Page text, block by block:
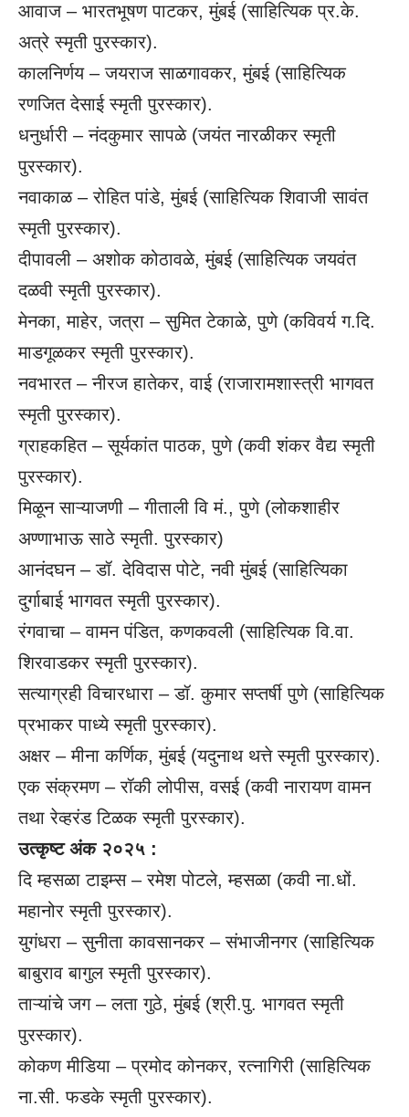
आवाज – भारतभूषण पाटकर, मुंबई (साहित्यिक प्र.के.
अत्रे स्मृती पुरस्कार).
कालनिर्णय – जयराज साळगावकर, मुंबई (साहित्यिक
रणजित देसाई स्मृती पुरस्कार).
धनुर्धारी – नंदकुमार सापळे (जयंत नारळीकर स्मृती
पुरस्कार).
नवाकाळ – रोहित पांडे, मुंबई (साहित्यिक शिवाजी सावंत
स्मृती पुरस्कार).
दीपावली – अशोक कोठावळे, मुंबई (साहित्यिक जयवंत
दळवी स्मृती पुरस्कार).
मेनका, माहेर, जत्रा – सुमित टेकाळे, पुणे (कविवर्य ग.दि.
माडगूळकर स्मृती पुरस्कार).
नवभारत – नीरज हातेकर, वाई (राजारामशास्त्री भागवत
स्मृती पुरस्कार).
ग्राहकहित – सूर्यकांत पाठक, पुणे (कवी शंकर वैद्य स्मृती
पुरस्कार).
मिळून साऱ्याजणी – गीताली वि मं., पुणे (लोकशाहीर
अण्णाभाऊ साठे स्मृती. पुरस्कार)
आनंदघन – डॉ. देविदास पोटे, नवी मुंबई (साहित्यिका
दुर्गाबाई भागवत स्मृती पुरस्कार).
रंगवाचा – वामन पंडित, कणकवली (साहित्यिक वि.वा.
शिरवाडकर स्मृती पुरस्कार).
सत्याग्रही विचारधारा – डॉ. कुमार सप्तर्षी पुणे (साहित्यिक
प्रभाकर पाध्ये स्मृती पुरस्कार).
अक्षर – मीना कर्णिक, मुंबई (यदुनाथ थत्ते स्मृती पुरस्कार).
एक संक्रमण – रॉकी लोपीस, वसई (कवी नारायण वामन
तथा रेव्हरंड टिळक स्मृती पुरस्कार).
उत्कृष्ट अंक २०२५ :
दि म्हसळा टाइम्स – रमेश पोटले, म्हसळा (कवी ना.धों.
महानोर स्मृती पुरस्कार).
युगंधरा – सुनीता कावसानकर – संभाजीनगर (साहित्यिक
बाबुराव बागुल स्मृती पुरस्कार).
ताऱ्यांचे जग – लता गुठे, मुंबई (श्री.पु. भागवत स्मृती
पुरस्कार).
कोकण मीडिया – प्रमोद कोनकर, रत्नागिरी (साहित्यिक
ना.सी. फडके स्मृती पुरस्कार).